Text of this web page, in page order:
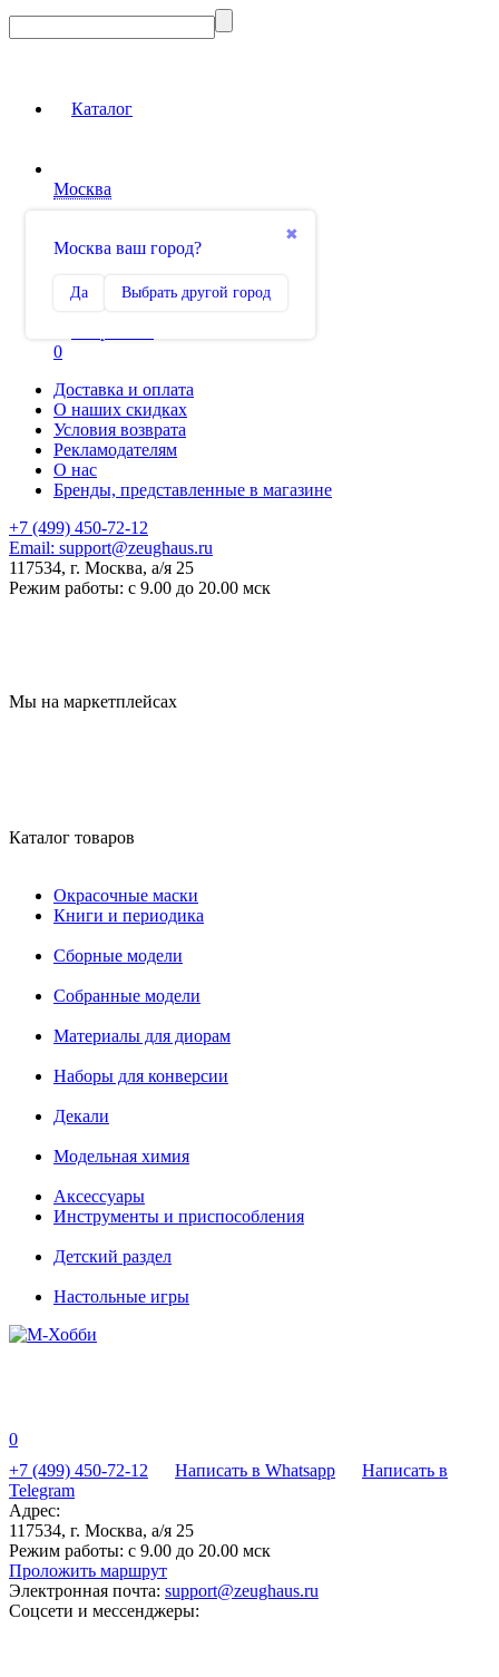
Каталог
Москва
✖
Москва ваш город?
Да Выбрать другой город
Сравнение
0
Доставка и оплата
О наших скидках
Условия возврата
Рекламодателям
О нас
Бренды, представленные в магазине
+7 (499) 450-72-12
Email: support@zeughaus.ru
117534, г. Москва, а/я 25
Режим работы: с 9.00 до 20.00 мск
Мы на маркетплейсах
Каталог товаров
Окрасочные маски
Книги и периодика
Сборные модели
Собранные модели
Материалы для диорам
Наборы для конверсии
Декали
Модельная химия
Аксессуары
Инструменты и приспособления
Детский раздел
Настольные игры
0
+7 (499) 450-72-12
Написать в Whatsapp
Написать в
Telegram
Адрес:
117534, г. Москва, а/я 25
Режим работы: с 9.00 до 20.00 мск
Проложить маршрут
Электронная почта: support@zeughaus.ru
Соцсети и мессенджеры: